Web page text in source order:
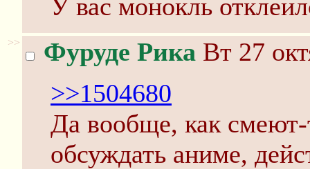
У вас монокль
>> Фуруде Рика Вт 27
>>1504680
Да вообще, как смеют-
обсуждать аниме,